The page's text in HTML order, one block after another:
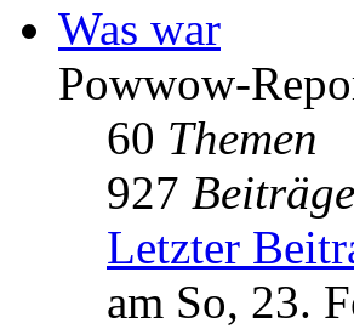
Was war
Powwow-
60 Themen
927 Beiträge
Letzter
am So, 23.